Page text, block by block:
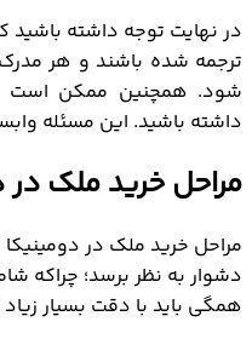
در نهایت توجه داشته باشید
ترجمه شده باشند و هر مدرک
شود. همچنین ممکن است
داشته باشید. این مسئله
مراحل خرید ملک در
مراحل خرید ملک در
دشوار به نظر برسد؛ چراکه
همگی باید با دقت بسیار